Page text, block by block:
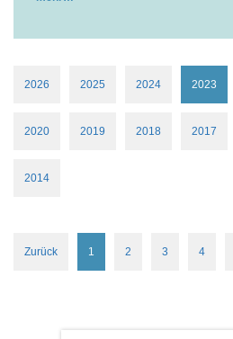
2026 2025 2024 2023
2020 2019 2018 2017
2014
Zurück 1 2 3 4